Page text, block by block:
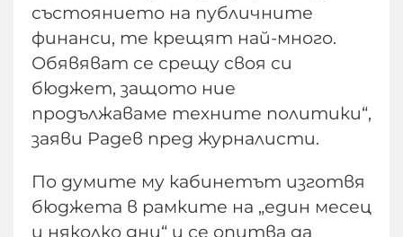
състоянието на публичните
финанси, те крещят най-много.
Обявяват се срещу своя си
бюджет, защото ние
продължаваме техните политики“,
заяви Радев пред журналисти.
По думите му кабинетът изготвя
бюджета в рамките на „един месец
и няколко дни“ и се опитва да